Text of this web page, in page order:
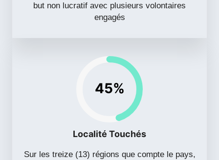
but non lucratif avec plusieurs volontaires
engagés
45%
Localité Touchés
Sur les treize (13) régions que compte le pays,